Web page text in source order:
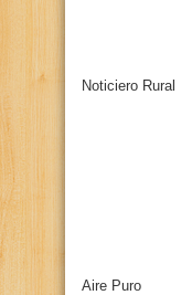
Noticiero Rural
Aire Puro